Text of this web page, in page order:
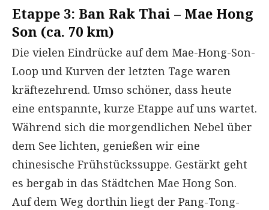
Etappe 3: Ban Rak Thai – Mae Hong
Son (ca. 70 km)
Die vielen Eindrücke auf dem Mae-Hong-Son-
Loop und Kurven der letzten Tage waren
kräftezehrend. Umso schöner, dass heute
eine entspannte, kurze Etappe auf uns wartet.
Während sich die morgendlichen Nebel über
dem See lichten, genießen wir eine
chinesische Frühstückssuppe. Gestärkt geht
es bergab in das Städtchen Mae Hong Son.
Auf dem Weg dorthin liegt der Pang-Tong-